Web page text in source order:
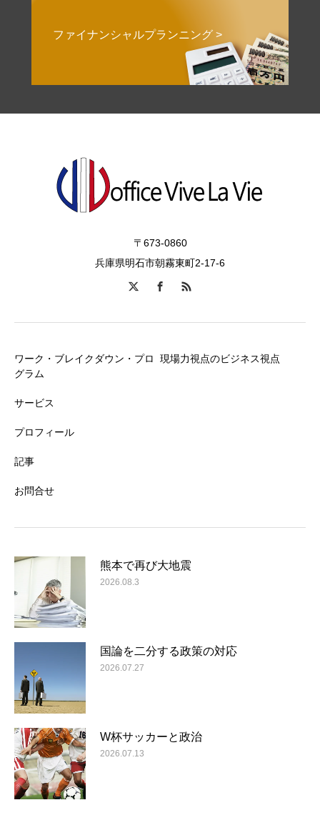
ファイナンシャルプランニング >
〒673-0860
兵庫県明石市朝霧東町2-17-6
ワーク・ブレイクダウン・プロ
グラム
サービス
プロフィール
記事
お問合せ
現場力視点のビジネス視点
熊本で再び大地震
2026.08.3
国論を二分する政策の対応
2026.07.27
W杯サッカーと政治
2026.07.13